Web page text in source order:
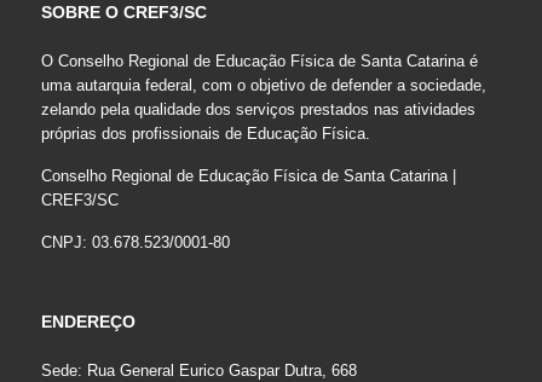
SOBRE O CREF3/SC
O Conselho Regional de Educação Física de Santa Catarina é
uma autarquia federal, com o objetivo de defender a sociedade,
zelando pela qualidade dos serviços prestados nas atividades
próprias dos profissionais de Educação Física.
Conselho Regional de Educação Física de Santa Catarina |
CREF3/SC
CNPJ: 03.678.523/0001-80
ENDEREÇO
Sede: Rua General Eurico Gaspar Dutra, 668